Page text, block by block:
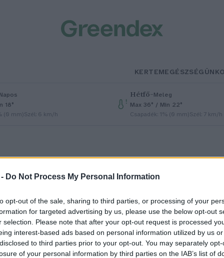
Do Not Process My Personal Information
opt-out of the sale, sharing to third parties, or processing of your
for targeted advertising by us, please use the below opt-out
selection. Please note that after your opt-out request is processed
interest-based ads based on personal information utilized by us
to third parties prior to your opt-out. You may separately
of your personal information by third parties on the IAB’s list of
KERTEMEGÉSZSÉGÜNK
Napos
18°
(0 mm)Szél: 6 km/h
Hétfő–Meleg
Max 36° / Min 22°
Csapadék: 1% (0 mm)Szél: 7 km/h
az őszi vetés termését a
jelentős csapadék
Szemle